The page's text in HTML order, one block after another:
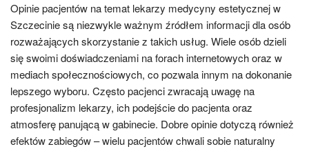
Opinie pacjentów na temat lekarzy medycyny estetycznej w
Szczecinie są niezwykle ważnym źródłem informacji dla osób
rozważających skorzystanie z takich usług. Wiele osób dzieli
się swoimi doświadczeniami na forach internetowych oraz w
mediach społecznościowych, co pozwala innym na dokonanie
lepszego wyboru. Często pacjenci zwracają uwagę na
profesjonalizm lekarzy, ich podejście do pacjenta oraz
atmosferę panującą w gabinecie. Dobre opinie dotyczą również
efektów zabiegów – wielu pacjentów chwali sobie naturalny